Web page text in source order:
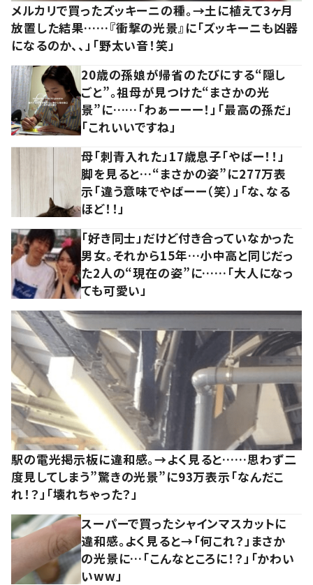
メルカリで買ったズッキーニの種。→土に植えて3ヶ月
放置した結果……『衝撃の光景』に「ズッキーニも凶器
になるのか、、」「野太い音！笑」
20歳の孫娘が帰省のたびにする“隠し
ごと”。祖母が見つけた“まさかの光
景”に……「わぁーーー！」「最高の孫だ」
「これいいですね」
母「刺青入れた」17歳息子「やばー！！」
脚を見ると…“まさかの姿”に277万表
示「違う意味でやばーー（笑）」「な、なる
ほど！！」
「好き同士」だけど付き合っていなかった
男女。それから15年…小中高と同じだっ
た2人の“現在の姿”に……「大人になっ
ても可愛い」
駅の電光掲示板に違和感。→よく見ると……思わず二
度見してしまう”驚きの光景”に93万表示「なんだこ
れ！？」「壊れちゃった？」
スーパーで買ったシャインマスカットに
違和感。よく見ると→「何これ？」まさか
の光景に…「こんなところに！？」「かわい
いww」